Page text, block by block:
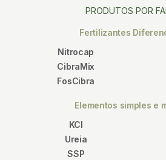
PRODUTOS POR
Fertilizantes
Nitrocap
CibraMix
FosCibra
Elementos simples e
KCl
Ureia
SSP